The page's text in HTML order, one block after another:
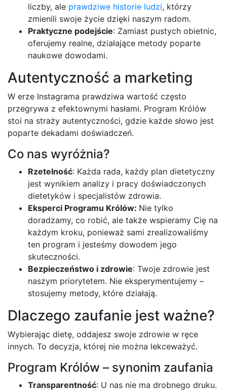
liczby, ale prawdziwe historie ludzi, którzy
zmienili swoje życie dzięki naszym radom.
Praktyczne podejście: Zamiast pustych obietnic,
oferujemy realne, działające metody poparte
naukowe dowodami.
Autentyczność a marketing
W erze Instagrama prawdziwa wartość często
przegrywa z efektownymi hasłami. Program Królów
stoi na straży autentyczności, gdzie każde słowo jest
poparte dekadami doświadczeń.
Co nas wyróżnia?
Rzetelność: Każda rada, każdy plan dietetyczny
jest wynikiem analizy i pracy doświadczonych
dietetyków i specjalistów zdrowia.
Eksperci Programu Królów: Nie tylko
doradzamy, co robić, ale także wspieramy Cię na
każdym kroku, ponieważ sami zrealizowaliśmy
ten program i jesteśmy dowodem jego
skuteczności.
Bezpieczeństwo i zdrowie: Twoje zdrowie jest
naszym priorytetem. Nie eksperymentujemy –
stosujemy metody, które działają.
Dlaczego zaufanie jest ważne?
Wybierając dietę, oddajesz swoje zdrowie w ręce
innych. To decyzja, której nie można lekceważyć.
Program Królów – synonim zaufania
Transparentność: U nas nie ma drobnego druku.